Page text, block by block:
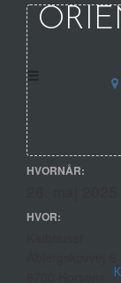
HVORNÅR:
26. maj
HVOR: